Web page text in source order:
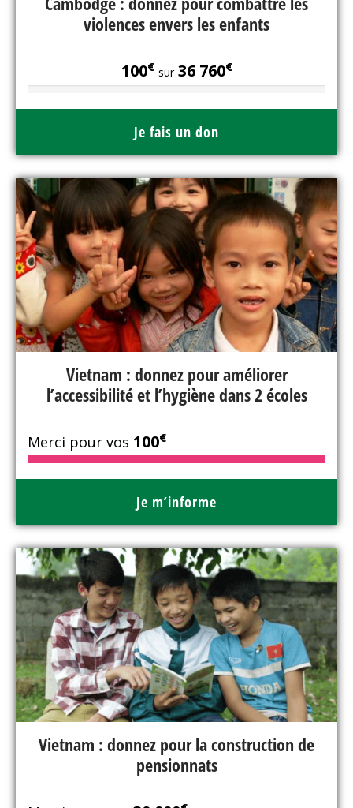
violences envers les enfants
100€ sur36 760€
Je fais un don
Vietnam : donnez pour améliorer
l’accessibilité et l’hygiène dans 2 écoles
Merci pour vos 100€
Je m’informe
Vietnam : donnez pour la construction de
pensionnats